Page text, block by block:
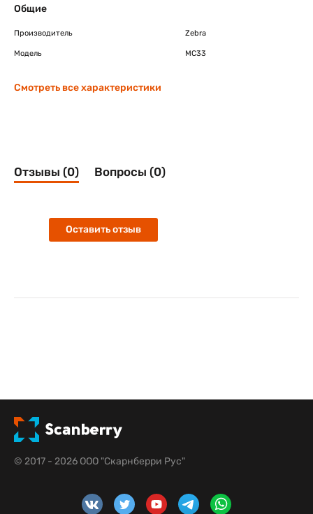
Общие
Производитель Zebra
Модель MC33
Смотреть все характеристики
Отзывы (0) Вопросы (0)
Оставить отзыв
© 2017 - 2026 ООО "Скарнберри Рус"